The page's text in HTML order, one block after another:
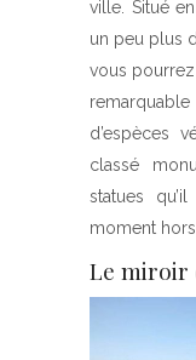
ville. Situé
un peu plus
vous
remarquable
d’espèces
classé
statues
moment
Le miroir